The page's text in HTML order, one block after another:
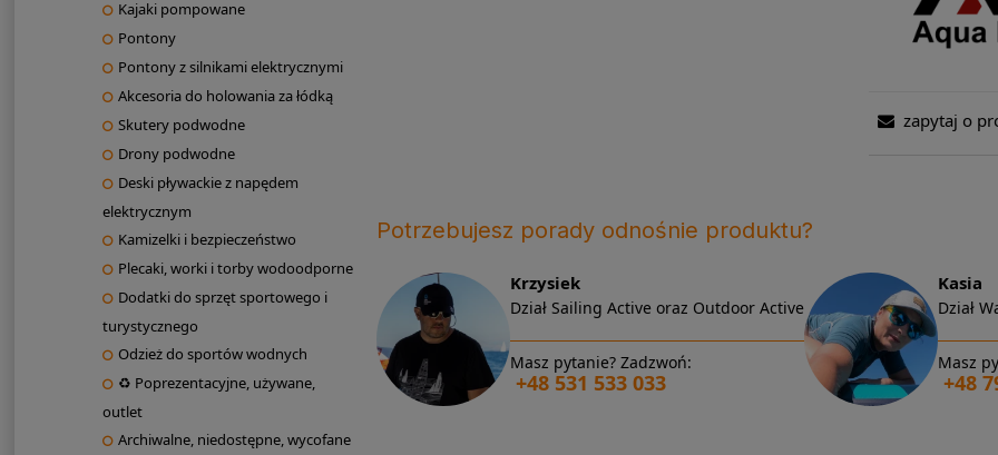
Kajaki pompowane
Pontony
Pontony z silnikami elektrycznymi
Akcesoria do holowania za łódką
Skutery podwodne
Drony podwodne
Deski pływackie z napędem
elektrycznym
Kamizelki i bezpieczeństwo
Plecaki, worki i torby wodoodporne
Dodatki do sprzęt sportowego i
turystycznego
Odzież do sportów wodnych
♻ Poprezentacyjne, używane,
outlet
Archiwalne, niedostępne, wycofane
zapytaj o
Potrzebujesz porady odnośnie produktu?
Krzysiek
Dział Sailing Active oraz Outdoor Active
Masz pytanie? Zadzwoń:
+48 531 533 033
Kasia
Dział
Masz
+48